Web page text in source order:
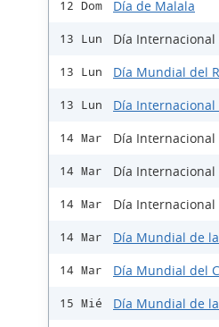
12 Dom Día de Malala
13 Lun Día Internacional
13 Lun Día Mundial del
13 Lun Día Internacional
14 Mar Día
14 Mar Día Internacional
14 Mar Día
14 Mar Día Mundial de
14 Mar Día Mundial del
15 Mié Día Mundial de